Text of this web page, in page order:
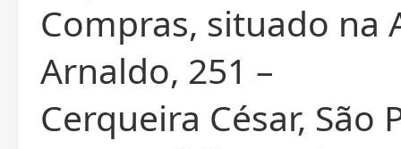
Compras, situado na
Arnaldo, 251 –
Cerqueira César, São